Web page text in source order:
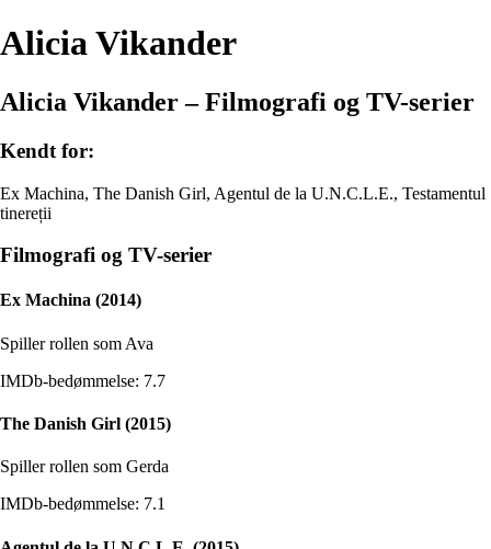
Alicia Vikander
Alicia Vikander – Filmografi og TV-serier
Kendt for:
Ex Machina, The Danish Girl, Agentul de la U.N.C.L.E., Testamentul
tinereții
Filmografi og TV-serier
Ex Machina (2014)
Spiller rollen som Ava
IMDb-bedømmelse: 7.7
The Danish Girl (2015)
Spiller rollen som Gerda
IMDb-bedømmelse: 7.1